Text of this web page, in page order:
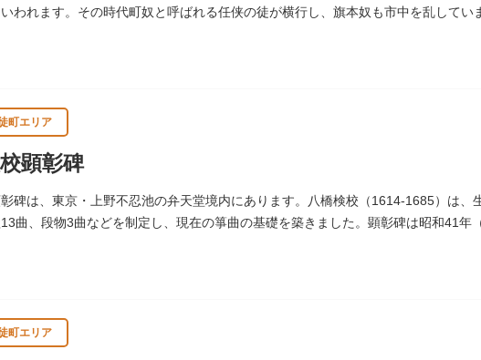
われます。その時代町奴と呼ばれる任侠の徒が横行し、旗本奴も市中を乱してい
町エリア
顕彰碑
碑は、東京・上野不忍池の弁天堂境内にあります。八橋検校（1614-1685）は、
曲、段物3曲などを制定し、現在の箏曲の基礎を築きました。顕彰碑は昭和41年
町エリア